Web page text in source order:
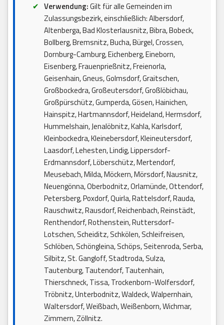
Verwendung:Gilt für alle Gemeinden im
Zulassungsbezirk, einschließlich: Albersdorf,
Altenberga, Bad Klosterlausnitz, Bibra, Bobeck,
Bollberg, Bremsnitz, Bucha, Bürgel, Crossen,
Dornburg-Camburg, Eichenberg, Eineborn,
Eisenberg, Frauenprießnitz, Freienorla,
Geisenhain, Gneus, Golmsdorf, Graitschen,
Großbockedra, Großeutersdorf, Großlöbichau,
Großpürschütz, Gumperda, Gösen, Hainichen,
Hainspitz, Hartmannsdorf, Heideland, Hermsdorf,
Hummelshain, Jenalöbnitz, Kahla, Karlsdorf,
Kleinbockedra, Kleinebersdorf, Kleineutersdorf,
Laasdorf, Lehesten, Lindig, Lippersdorf-
Erdmannsdorf, Löberschütz, Mertendorf,
Meusebach, Milda, Möckern, Mörsdorf, Nausnitz,
Neuengönna, Oberbodnitz, Orlamünde, Ottendorf,
Petersberg, Poxdorf, Quirla, Rattelsdorf, Rauda,
Rauschwitz, Rausdorf, Reichenbach, Reinstädt,
Renthendorf, Rothenstein, Ruttersdorf-
Lotschen, Scheiditz, Schkölen, Schleifreisen,
Schlöben, Schöngleina, Schöps, Seitenroda, Serba,
Silbitz, St. Gangloff, Stadtroda, Sulza,
Tautenburg, Tautendorf, Tautenhain,
Thierschneck, Tissa, Trockenborn-Wolfersdorf,
Tröbnitz, Unterbodnitz, Waldeck, Walpernhain,
Waltersdorf, Weißbach, Weißenborn, Wichmar,
Zimmern, Zöllnitz.